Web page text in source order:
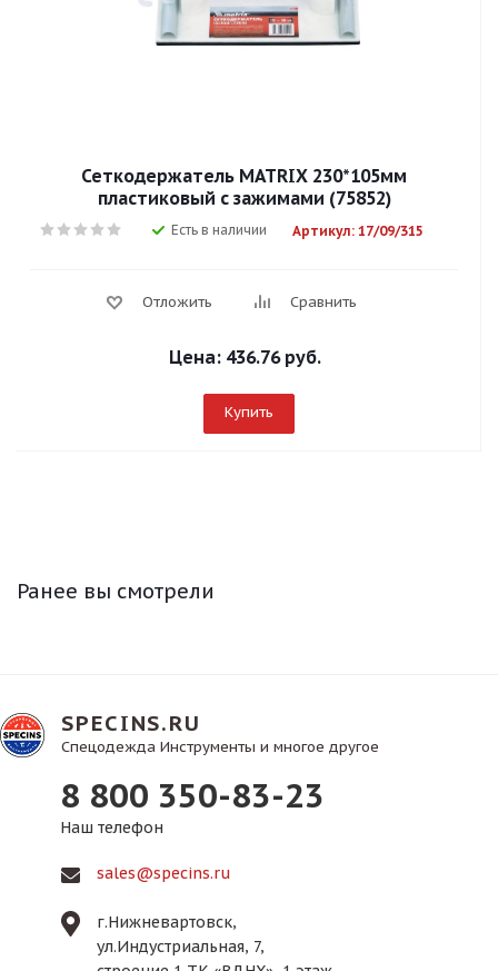
Сеткодержатель MATRIX 230*105мм
пластиковый с зажимами (75852)
Есть в наличии Артикул: 17/09/315
Отложить Сравнить
Цена: 436.76 руб.
Купить
Ранее вы смотрели
SPECINS.RU
Спецодежда Инструменты и многое другое
8 800 350-83-23
Наш телефон
sales@specins.ru
г.Нижневартовск,
ул.Индустриальная, 7,